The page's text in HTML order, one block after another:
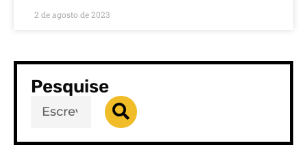
2 de agosto de 2023
Pesquise